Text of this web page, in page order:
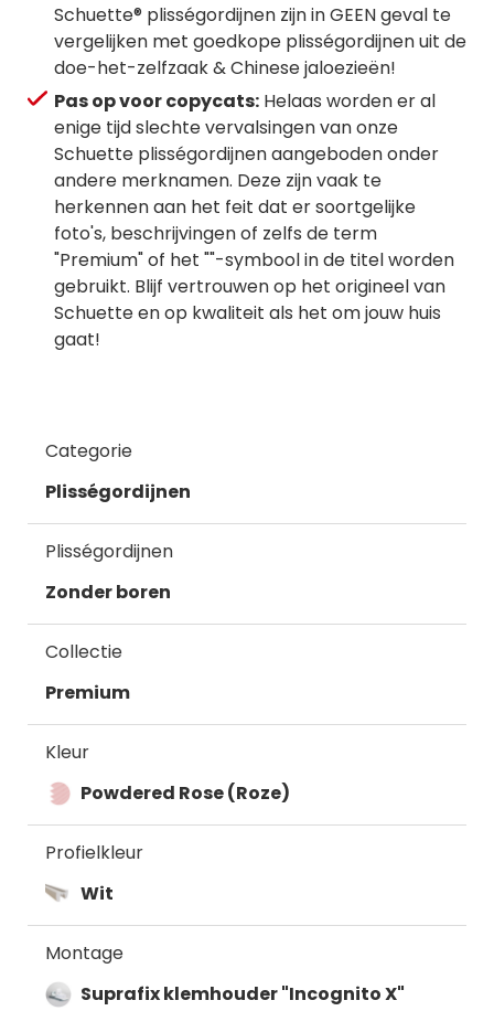
Schuette® plisségordijnen zijn in GEEN geval te
vergelijken met goedkope plisségordijnen uit de
doe-het-zelfzaak & Chinese jaloezieën!
Pas op voor copycats: Helaas worden er al
enige tijd slechte vervalsingen van onze
Schuette plisségordijnen aangeboden onder
andere merknamen. Deze zijn vaak te
herkennen aan het feit dat er soortgelijke
foto's, beschrijvingen of zelfs de term
"Premium" of het ""-symbool in de titel worden
gebruikt. Blijf vertrouwen op het origineel van
Schuette en op kwaliteit als het om jouw huis
gaat!
Categorie
Plisségordijnen
Plisségordijnen
Zonder boren
Collectie
Premium
Kleur
Powdered Rose (Roze)
Profielkleur
Wit
Montage
Suprafix klemhouder "Incognito X"